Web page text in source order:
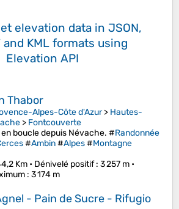
elevation data in JSON,
and KML formats using
Elevation API
Thabor
Alpes-Côte d'Azur> Hautes-
> Fontcouverte
boucle depuis Névache. #Randonnée
#Ambin#Alpes#Montagne
Km • Dénivelé positif: 3 257 m •
: 3 174 m
- Pain de Sucre - Rifugio